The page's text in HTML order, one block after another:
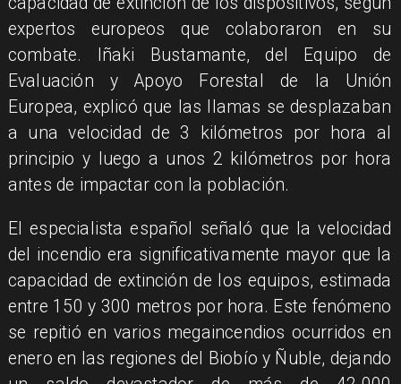
expertos europeos que colaboraron en su
combate. Iñaki Bustamante, del Equipo de
Evaluación y Apoyo Forestal de la Unión
Europea, explicó que las llamas se desplazaban
a una velocidad de 3 kilómetros por hora al
principio y luego a unos 2 kilómetros por hora
antes de impactar con la población.
El especialista español señaló que la velocidad
del incendio era significativamente mayor que la
capacidad de extinción de los equipos, estimada
entre 150 y 300 metros por hora. Este fenómeno
se repitió en varios megaincendios ocurridos en
enero en las regiones del Biobío y Ñuble, dejando